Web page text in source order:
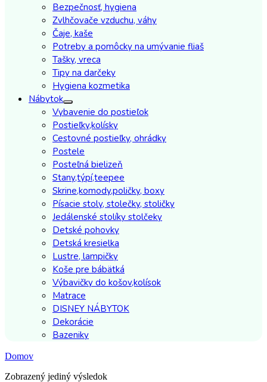
Bezpečnosť, hygiena
Zvlhčovače vzduchu, váhy
Čaje, kaše
Potreby a pomôcky na umývanie fliaš
Tašky, vreca
Tipy na darčeky
Hygiena kozmetika
Nábytok
Vybavenie do postieľok
Postieľky,kolísky
Cestovné postieľky, ohrádky
Postele
Posteľná bielizeň
Stany,týpí,teepee
Skrine,komody,poličky, boxy
Písacie stoly, stolečky, stoličky
Jedálenské stolíky stolčeky
Detské pohovky
Detská kresielka
Lustre, lampičky
Koše pre bábätká
Výbavičky do košov,kolísok
Matrace
DISNEY NÁBYTOK
Dekorácie
Bazeniky
Domov
Zobrazený jediný výsledok